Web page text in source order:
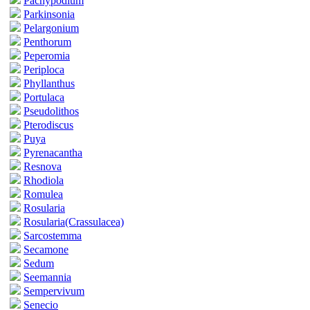
Parkinsonia
Pelargonium
Penthorum
Peperomia
Periploca
Phyllanthus
Portulaca
Pseudolithos
Pterodiscus
Puya
Pyrenacantha
Resnova
Rhodiola
Romulea
Rosularia
Rosularia(Crassulacea)
Sarcostemma
Secamone
Sedum
Seemannia
Sempervivum
Senecio